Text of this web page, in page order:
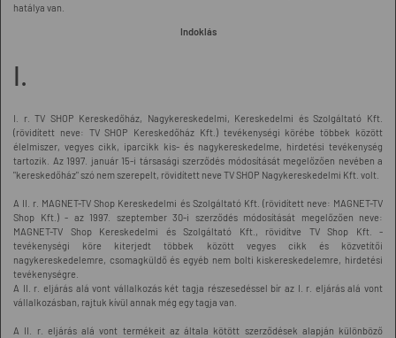
hatálya van.
Indoklás
I.
I. r. TV SHOP Kereskedőház, Nagykereskedelmi, Kereskedelmi és Szolgáltató Kft.
(rövidített neve: TV SHOP Kereskedőház Kft.) tevékenységi körébe többek között
élelmiszer, vegyes cikk, iparcikk kis- és nagykereskedelme, hirdetési tevékenység
tartozik. Az 1997. január 15-i társasági szerződés módosítását megelőzően nevében a
"kereskedőház" szó nem szerepelt, rövidített neve TV SHOP Nagykereskedelmi Kft. volt.
A II. r. MAGNET-TV Shop Kereskedelmi és Szolgáltató Kft. (rövidített neve: MAGNET-TV
Shop Kft.) - az 1997. szeptember 30-i szerződés módosítását megelőzően neve:
MAGNET-TV Shop Kereskedelmi és Szolgáltató Kft., rövidítve TV Shop Kft. -
tevékenységi köre kiterjedt többek között vegyes cikk és közvetítői
nagykereskedelemre, csomagküldő és egyéb nem bolti kiskereskedelemre, hirdetési
tevékenységre.
A II. r. eljárás alá vont vállalkozás két tagja részesedéssel bír az I. r. eljárás alá vont
vállalkozásban, rajtuk kívül annak még egy tagja van.
A II. r. eljárás alá vont termékeit az általa kötött szerződések alapján különböző